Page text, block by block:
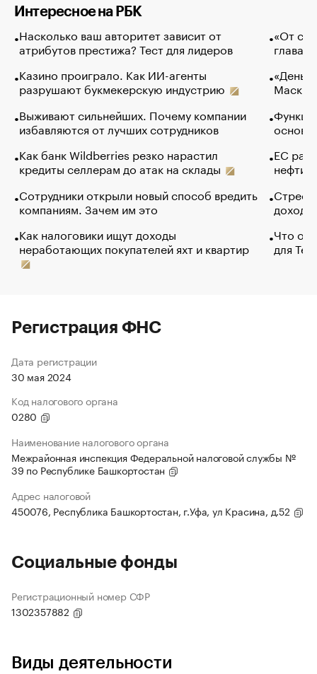
Интересное на РБК
Насколько ваш авторитет зависит от
атрибутов престижа? Тест для лидеров
Казино проиграло. Как ИИ-агенты
разрушают букмекерскую индустрию
Выживают сильнейших. Почему компании
избавляются от лучших сотрудников
Как банк Wildberries резко нарастил
кредиты селлерам до атак на склады
Сотрудники открыли новый способ вредить
компаниям. Зачем им это
Как налоговики ищут доходы
неработающих покупателей яхт и квартир
«От
глава
Маск в
основ
ЕС
нефти
Что
для
Регистрация ФНС
Дата регистрации
30 мая 2024
Код налогового органа
0280
Наименование налогового органа
Межрайонная инспекция Федеральной налоговой службы №
39 по Республике Башкортостан
Адрес налоговой
450076, Республика Башкортостан, г.Уфа, ул Красина, д.52
Социальные фонды
Регистрационный номер СФР
1302357882
Виды деятельности